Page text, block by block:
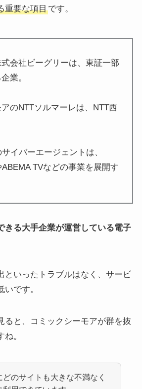
重要な項目です。
会社ビーグリーは、東証一部
業。
のNTTソルマーレは、NTT西
イバーエージェントは、
TVなどの事業を展開す
きる大手企業が運営している電子
といったトラブルはなく、サービ
です。
ると、コミックシーモアが群を抜
。
どのサイトも大きな不満なく